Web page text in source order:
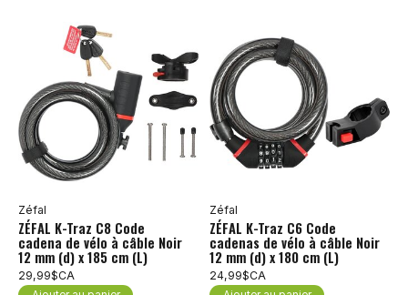
Zéfal
ZÉFAL K-Traz C8 Code
cadena de vélo à câble Noir
12 mm (d) x 185 cm (L)
29,99$CA
Zéfal
ZÉFAL K-Traz C6 Code
cadenas de vélo à câble Noir
12 mm (d) x 180 cm (L)
24,99$CA